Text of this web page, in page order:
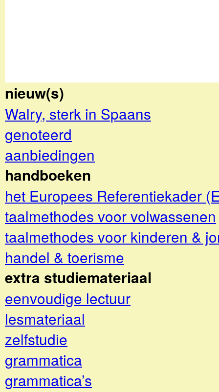
nieuw(s)
Walry, sterk in Spaans
genoteerd
aanbiedingen
handboeken
het Europees Referentiekader
taalmethodes voor volwassenen
taalmethodes voor kinderen &
handel & toerisme
extra studiemateriaal
eenvoudige lectuur
lesmateriaal
zelfstudie
grammatica
grammatica’s